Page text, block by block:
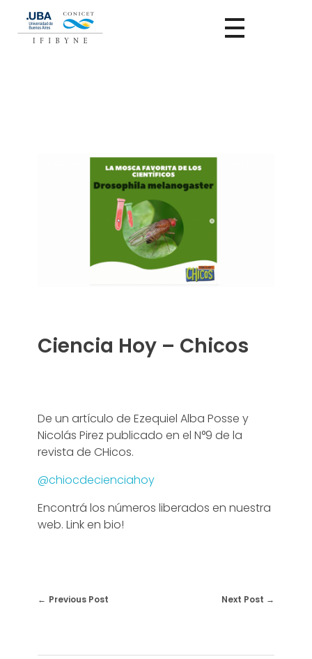
Ciencia Hoy – Chicos
De un artículo de Ezequiel Alba Posse y
Nicolás Pirez publicado en el N°9 de la
revista de CHicos.
@chiocdecienciahoy
Encontrá los números liberados en nuestra
web. Link en bio!
Previous Post Next Post